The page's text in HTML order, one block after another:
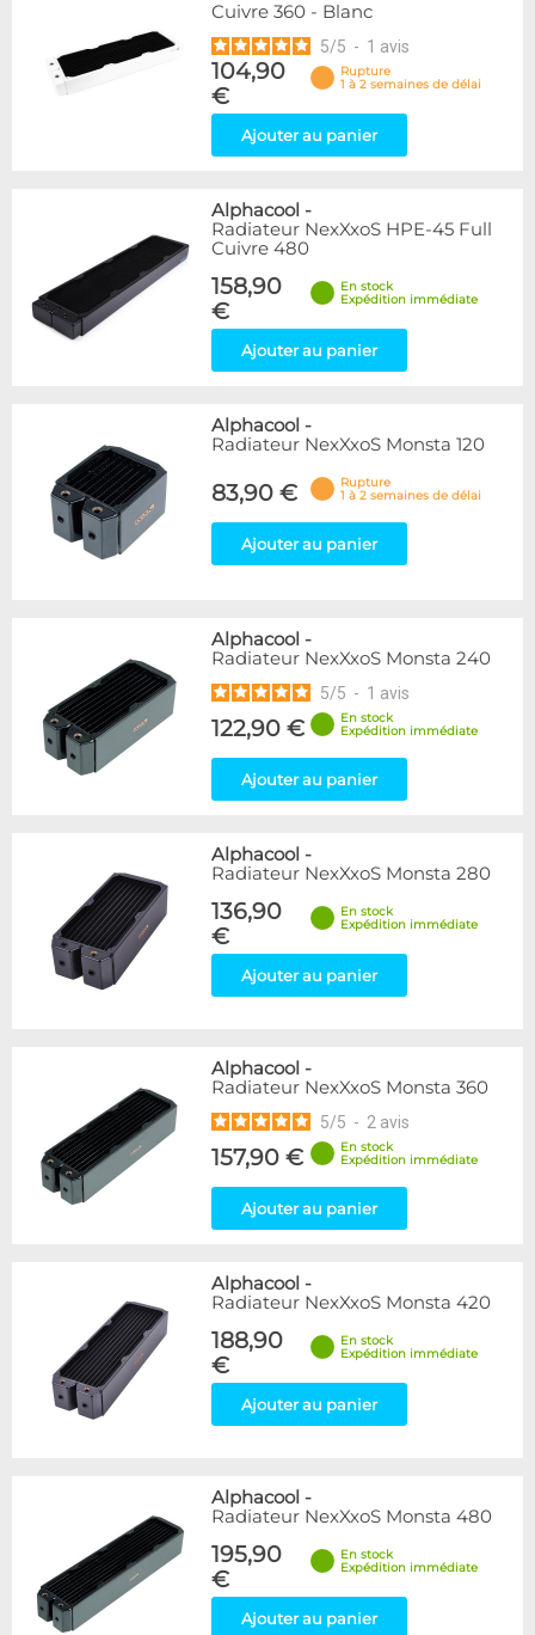
Cuivre 360 - Blanc
5/5 - 1 avis
104,90
€
Rupture
1 à 2 semaines de délai
Ajouter au panier
Alphacool -
Radiateur NexXxoS HPE-45 Full
Cuivre 480
158,90
€
En stock
Expédition immédiate
Ajouter au panier
Alphacool -
Radiateur NexXxoS Monsta 120
83,90 €
Rupture
1 à 2 semaines de délai
Ajouter au panier
Alphacool -
Radiateur NexXxoS Monsta 240
5/5 - 1 avis
122,90 €
En stock
Expédition immédiate
Ajouter au panier
Alphacool -
Radiateur NexXxoS Monsta 280
136,90
€
En stock
Expédition immédiate
Ajouter au panier
Alphacool -
Radiateur NexXxoS Monsta 360
5/5 - 2 avis
157,90 €
En stock
Expédition immédiate
Ajouter au panier
Alphacool -
Radiateur NexXxoS Monsta 420
188,90
€
En stock
Expédition immédiate
Ajouter au panier
Alphacool -
Radiateur NexXxoS Monsta 480
195,90
€
En stock
Expédition immédiate
Ajouter au panier